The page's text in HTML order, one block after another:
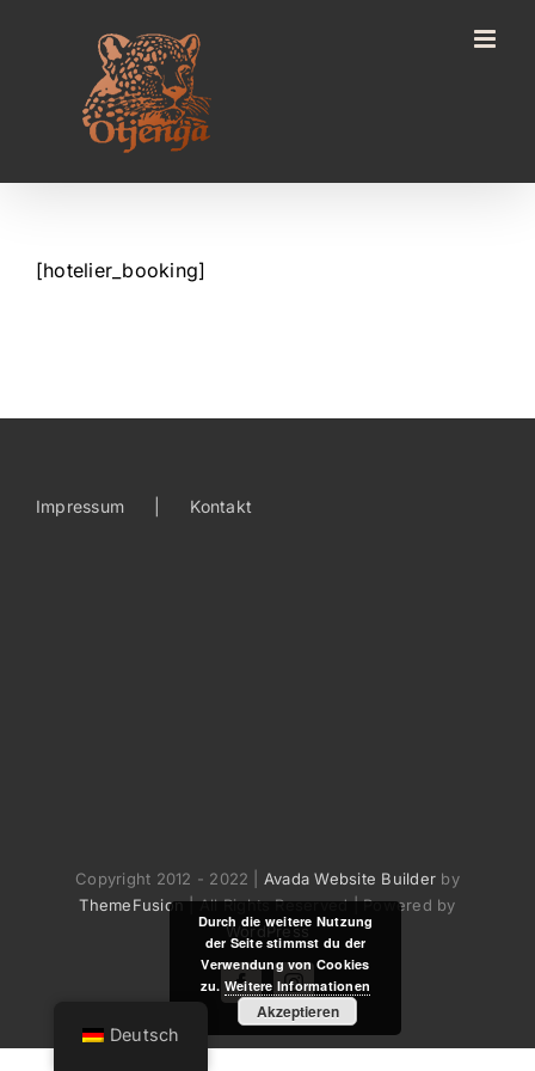
[hotelier_booking]
Impressum Kontakt
Copyright 2012 - 2022 | Avada Website Builder by
ThemeFusion| All Rights Reserved | Powered by
WordPress
FacebookInstagram
Deutsch
Durch die weitere Nutzung
der Seite stimmst du der
Verwendung von Cookies
zu. Weitere Informationen
Akzeptieren